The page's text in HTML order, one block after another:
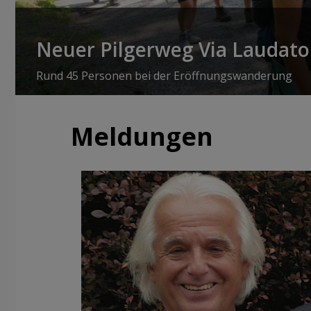
Neuer Pilgerweg Via Laudato
Rund 45 Personen bei der Eröffnungswanderung
Meldungen